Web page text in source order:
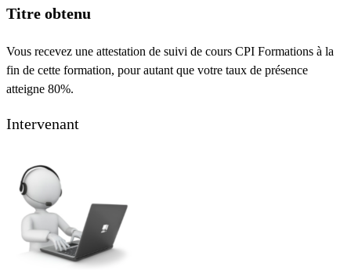
Titre obtenu
Vous recevez une attestation de suivi de cours CPI Formations à la
fin de cette formation, pour autant que votre taux de présence
atteigne 80%.
Intervenant